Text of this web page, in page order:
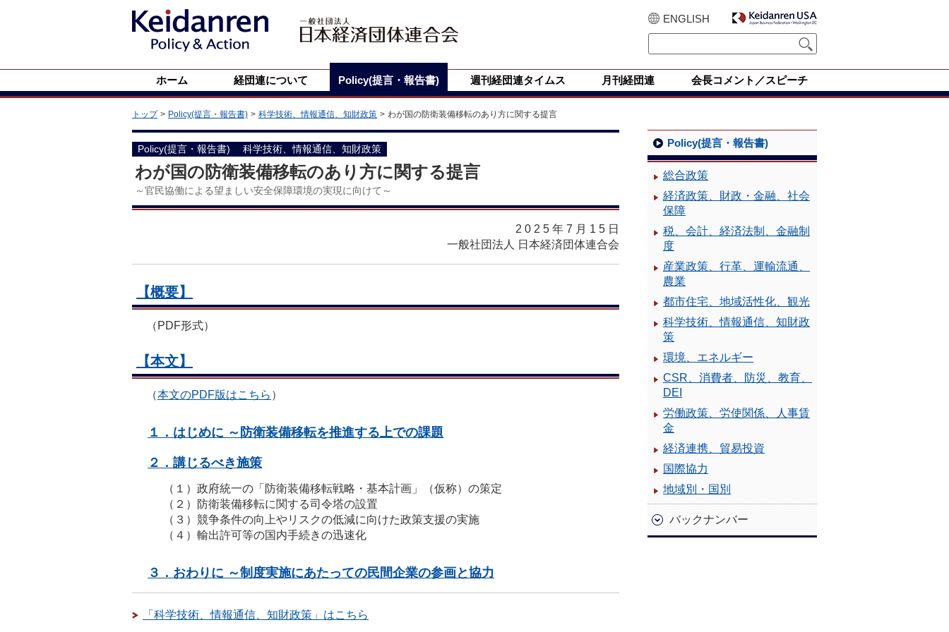
ENGLISH
ホーム 経団連について Policy(提言・報告書) 週刊経団連タイムス 月刊経団連 会長コメント／スピーチ
トップ Policy(提言・報告書) 科学技術、情報通信、知財政策 わが国の防衛装備移転のあり方に関する提言
Policy(提言・報告書) 科学技術、情報通信、知財政策
わが国の防衛装備移転のあり方に関する提言
～官民協働による望ましい安全保障環境の実現に向けて～
2025年7月15 日
一般社団法人 日本経済団体連合会
【概要】
（PDF形式）
【本文】
（本文のPDF版はこちら ）
１．はじめに ～防衛装備移転を推進する上での課題
２．講じるべき施策
（１） 政府統一の「防衛装備移転戦略・基本計画」（仮称）の策定
（２）
防衛装備移転に関する司令塔の設置
（３） 競争条件の向上やリスクの低減に向けた政策支援の実施
（４） 輸出許可等の国内手続きの迅速化
３．おわりに ～制度実施にあたっての民間企業の参画と協力
「科学技術、情報通信、知財政策」はこちら
Policy(提言・報告書)
総合政策
経済政策、財政・金融、社会
保障
税、会計、経済法制、金融制
度
産業政策、行革、運輸流通、
農業
都市住宅、地域活性化、観光
科学技術、情報通信、知財政
策
環境、エネルギー
CSR、消費者、防災、教育、
DEI
労働政策、労使関係、人事賃
金
経済連携、貿易投資
国際協力
地域別・国別
バックナンバー